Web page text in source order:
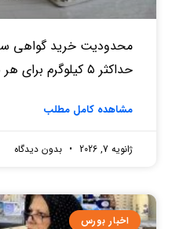
محدودیت خرید گواهی
حداکثر ۵ کیلوگرم برای هر نفر
مشاهده کامل مطلب
ژانویه 7, 2026 بدون دیدگاه
اخبار بورس